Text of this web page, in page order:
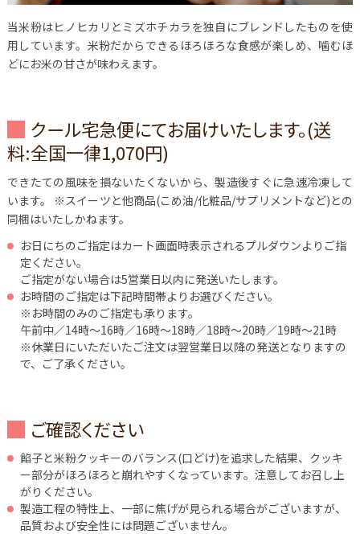
当米粉はヒノヒカリとミズホチカラを独自にブレンドしたものを使
用しています。米粉だからできるほろほろな食感が楽しめ、噛むほ
どにお米の甘さが味わえます。
クール宅急便にてお届けいたします。(送
料:全国一律1,070円)
できたての風味を損ないたくないから、製造後すぐに急速冷凍して
います。
※スイーツと他商品(こめ油/化粧品/サプリメントなど)との
同梱はいたしかねます。
お日にちのご指定はカート画面時表示されるプルダウンよりご指
定ください。
ご指定がない場合は5営業日以内に発送いたします。
お時間のご指定は下記時間帯よりお選びください。
※お時間のみのご指定も承ります。
午前中／14時～16時／16時～18時／18時～20時／19時～21時
※休業日にいただいたご注文は翌営業日以降の発送となりますの
で、ご了承ください。
ご確認ください
餡子と米粉クッキーのバランス(口どけ)を追求した結果、クッキ
ー部分がほろほろと崩れやすくなっています。注意してお召し上
がりください。
製造工程の特性上、一部に焦げが見られる場合がございますが、
品質および安全性には問題ございません。